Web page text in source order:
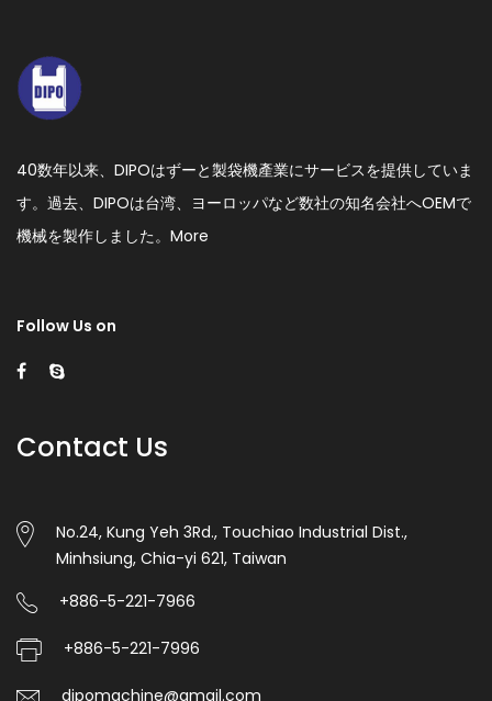
40数年以来、DIPOはずーと製袋機產業にサービスを提供していま
す。過去、DIPOは台湾、ヨーロッパなど数社の知名会社へOEMで
機械を製作しました。 More
Follow Us on
Contact Us
No.24, Kung Yeh 3Rd., Touchiao Industrial Dist.,
Minhsiung, Chia-yi 621, Taiwan
+886-5-221-7966
+886-5-221-7996
dipomachine@gmail.com